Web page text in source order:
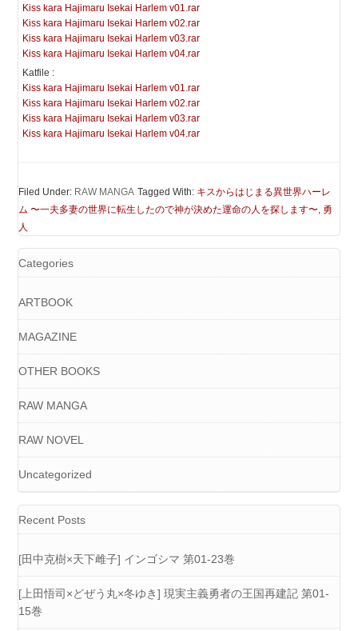
Kiss kara Hajimaru Isekai Harlem v01.rar
Kiss kara Hajimaru Isekai Harlem v02.rar
Kiss kara Hajimaru Isekai Harlem v03.rar
Kiss kara Hajimaru Isekai Harlem v04.rar
Katfile :
Kiss kara Hajimaru Isekai Harlem v01.rar
Kiss kara Hajimaru Isekai Harlem v02.rar
Kiss kara Hajimaru Isekai Harlem v03.rar
Kiss kara Hajimaru Isekai Harlem v04.rar
Filed Under: RAW MANGA Tagged With: キスからはじまる異世界ハーレ
ム 〜一夫多妻の世界に転生したので神が決めた運命の人を探します〜, 勇
人
Categories
ARTBOOK
MAGAZINE
OTHER BOOKS
RAW MANGA
RAW NOVEL
Uncategorized
Recent Posts
[田中克樹×天下雌子] インゴシマ 第01-23巻
[上田悟司×どぜう丸×冬ゆき] 現実主義勇者の王国再建記 第01-
15巻